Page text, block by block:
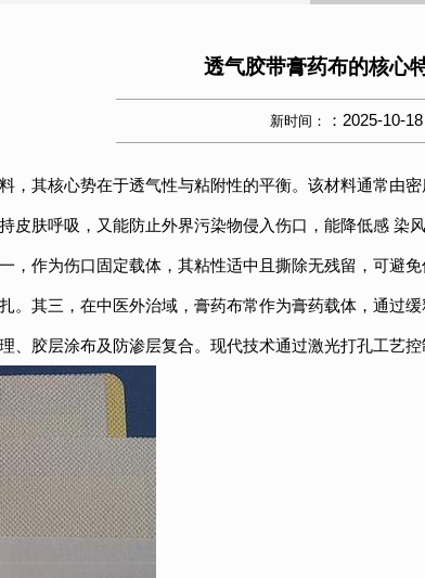
透气胶带膏药布的核心
新时间： ：2025-10-
，其核心势在于透气性与粘附性的平衡。该材料通常由
皮肤呼吸，又能防止外界污染物侵入伤口，能降低感 染风
，作为伤口固定载体，其粘性适中且撕除无残留，可避
。其三，在中医外治域，膏药布常作为膏药载体，通过
、胶层涂布及防渗层复合。现代技术通过激光打孔工艺